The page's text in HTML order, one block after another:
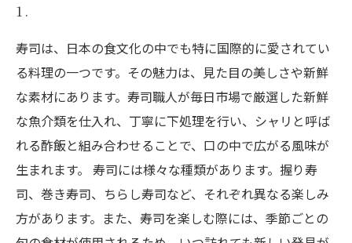
1.
寿司は、日本の食文化の中でも特に国際的に愛されてい
る料理の一つです。その魅力は、見た目の美しさや新鮮
な素材にあります。寿司職人が毎日市場で厳選した新鮮
な魚介類を仕入れ、丁寧に下処理を行い、シャリと呼ば
れる酢飯と組み合わせることで、口の中で広がる風味が
生まれます。 寿司には様々な種類があります。握り寿
司、巻き寿司、ちらし寿司など、それぞれ異なる楽しみ
方があります。また、寿司を楽しむ際には、季節ごとの